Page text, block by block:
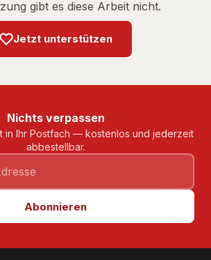
gibt es diese Arbeit nicht.
Jetzt unterstützen
Nichts verpassen
in Ihr Postfach — kostenlos und jederzeit
abbestellbar.
Abonnieren